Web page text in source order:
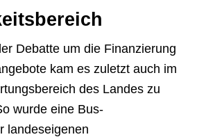
Debatte um die Finanzierung
kam es zuletzt auch im
des Landes zu
wurde eine Bus-
landeseigenen